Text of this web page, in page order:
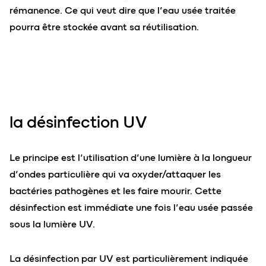
rémanence. Ce qui veut dire que l’eau usée traitée
pourra être stockée avant sa réutilisation.
la désinfection UV
Le principe est l’utilisation d’une lumière à la longueur
d’ondes particulière qui va oxyder/attaquer les
bactéries pathogènes et les faire mourir. Cette
désinfection est immédiate une fois l’eau usée passée
sous la lumière UV.
La désinfection par UV est particulièrement indiquée